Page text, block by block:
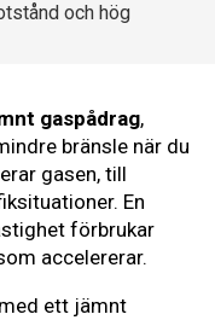
och hög
gaspådrag,
bränsle när du
gasen, till
En
förbrukar
accelererar.
ett jämnt